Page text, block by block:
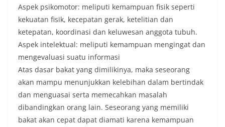
Aspek psikomotor: meliputi kemampuan fisik seperti
kekuatan fisik, kecepatan gerak, ketelitian dan
ketepatan, koordinasi dan keluwesan anggota tubuh.
Aspek intelektual: meliputi kemampuan mengingat dan
mengevaluasi suatu informasi
Atas dasar bakat yang dimilikinya, maka seseorang
akan mampu menunjukkan kelebihan dalam bertindak
dan menguasai serta memecahkan masalah
dibandingkan orang lain. Seseorang yang memiliki
bakat akan cepat dapat diamati karena kemampuan